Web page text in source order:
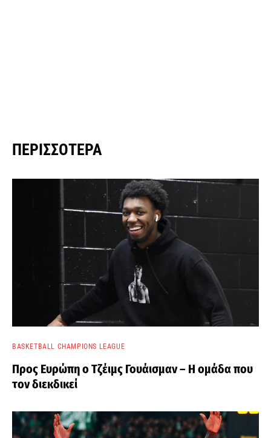
ΠΕΡΙΣΣΌΤΕΡΑ
BASKETBALL CHAMPIONS LEAGUE
Προς Ευρώπη ο Τζέιμς Γουάισμαν – Η ομάδα που
τον διεκδικεί